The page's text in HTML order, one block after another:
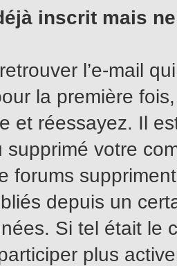
inscrit mais
l’e-mail
la première
et réessayez. Il
supprimé votre
forums
depuis un
Si tel était le
plus